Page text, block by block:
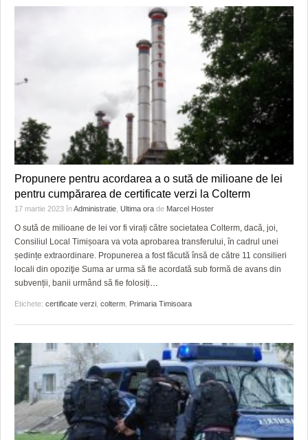
Propunere pentru acordarea a o sută de milioane de lei
pentru cumpărarea de certificate verzi la Colterm
17 martie 2023 înAdministratie Ultima ora de Marcel Hoster
O sută de milioane de lei vor fi virați către societatea Colterm, dacă, joi,
Consiliul Local Timișoara va vota aprobarea transferului, în cadrul unei
ședințe extraordinare. Propunerea a fost făcută însă de către 11 consilieri
locali din opoziţie Suma ar urma să fie acordată sub formă de avans din
subvenții, banii urmând să fie folosiți…
Etichete: certificate verzi colterm Primaria Timisoara